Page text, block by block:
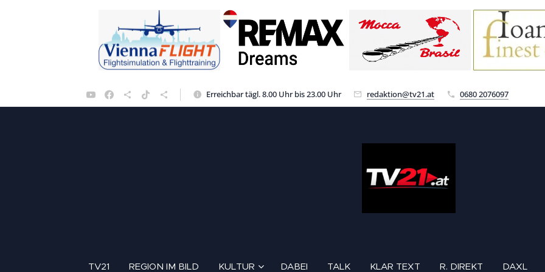
Erreichbar tägl. 8.00 Uhr bis 23.00 Uhr redaktion@tv21.at 0680 2076097
TV21 REGION IM BILD KULTUR DABEI TALK KLAR TEXT R. DIREKT DAXL